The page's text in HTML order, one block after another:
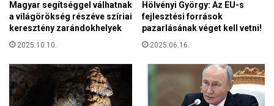
O
r
o
n
á
k
é
Magyar segítséggel válhatnak
a világörökség részéve szíriai
keresztény zarándokhelyek
2025.10.10.
Hölvényi György: Az EU-s
fejlesztési források
pazarlásának véget kell vetni!
2025.06.16.